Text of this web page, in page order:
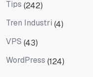
Tips (242)
Tren Industri (4)
VPS (43)
WordPress (124)